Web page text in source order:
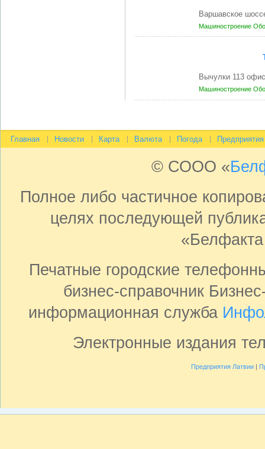
Варшавское
Машиностроение
Вычулки 113
Машиностроение
Главная Новости Карта Валюта Погода Предприятия
© СООО «
Полное либо частичное
целях последующей
Печатные городские
бизнес-справочник
информационная служба
Электронные издания
Предприятия Латвии|